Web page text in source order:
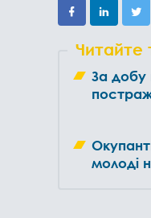
Читайте
За добу
молоді